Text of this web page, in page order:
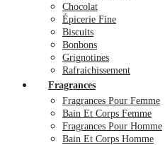
Chocolat
Épicerie Fine
Biscuits
Bonbons
Grignotines
Rafraichissement
Fragrances
Fragrances Pour Femme
Bain Et Corps Femme
Fragrances Pour Homme
Bain Et Corps Homme